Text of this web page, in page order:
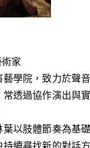
家
學院，致力於聲
常透過協作演出與
以肢體節奏為基
續尋找新的對話